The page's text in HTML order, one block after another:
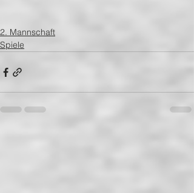
2. Mannschaft
Spiele